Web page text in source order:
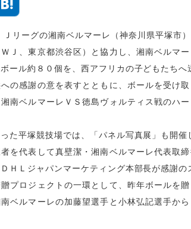
リーグの湘南ベルマーレ（神奈川県平塚市
Ｊ、東京都渋谷区）と協力し、湘南ベルマ
ール約８０個を、西アフリカの子どもたちへ
の感謝の意を表すとともに、ボールを受け
南ベルマーレＶＳ徳島ヴォルティス戦のハ
た平塚競技場では、「パネル写真展」も開催
を代表して真壁潔・湘南ベルマーレ代表取
ＨＬジャパンマーケティング本部長が感謝の
プロジェクトの一環として、昨年ボールを
ベルマーレの加藤望選手と小林弘記選手か